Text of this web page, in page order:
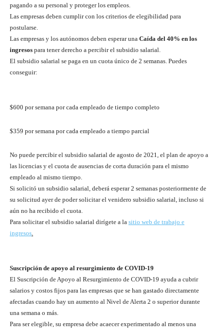
pagando a su personal y proteger los empleos.
Las empresas deben cumplir con los criterios de elegibilidad para
postularse.
Las empresas y los autónomos deben esperar una Caída del 40% en los
ingresos para tener derecho a percibir el subsidio salarial.
El subsidio salarial se paga en un cuota único de 2 semanas. Puedes
conseguir:
$600 por semana por cada empleado de tiempo completo
$359 por semana por cada empleado a tiempo parcial
No puede percibir el subsidio salarial de agosto de 2021, el plan de apoyo a
las licencias y el cuota de ausencias de corta duración para el mismo
empleado al mismo tiempo.
Si solicitó un subsidio salarial, deberá esperar 2 semanas posteriormente de
su solicitud ayer de poder solicitar el venidero subsidio salarial, incluso si
aún no ha recibido el cuota.
Para solicitar el subsidio salarial dirígete a la sitio web de trabajo e
ingresos.
Suscripción de apoyo al resurgimiento de COVID-19
El Suscripción de Apoyo al Resurgimiento de COVID-19 ayuda a cubrir
salarios y costos fijos para las empresas que se han gastado directamente
afectadas cuando hay un aumento al Nivel de Alerta 2 o superior durante
una semana o más.
Para ser elegible, su empresa debe acaecer experimentado al menos una